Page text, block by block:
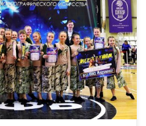
с момента основания
эстрадного танца «Орион»
Всё новые и новые